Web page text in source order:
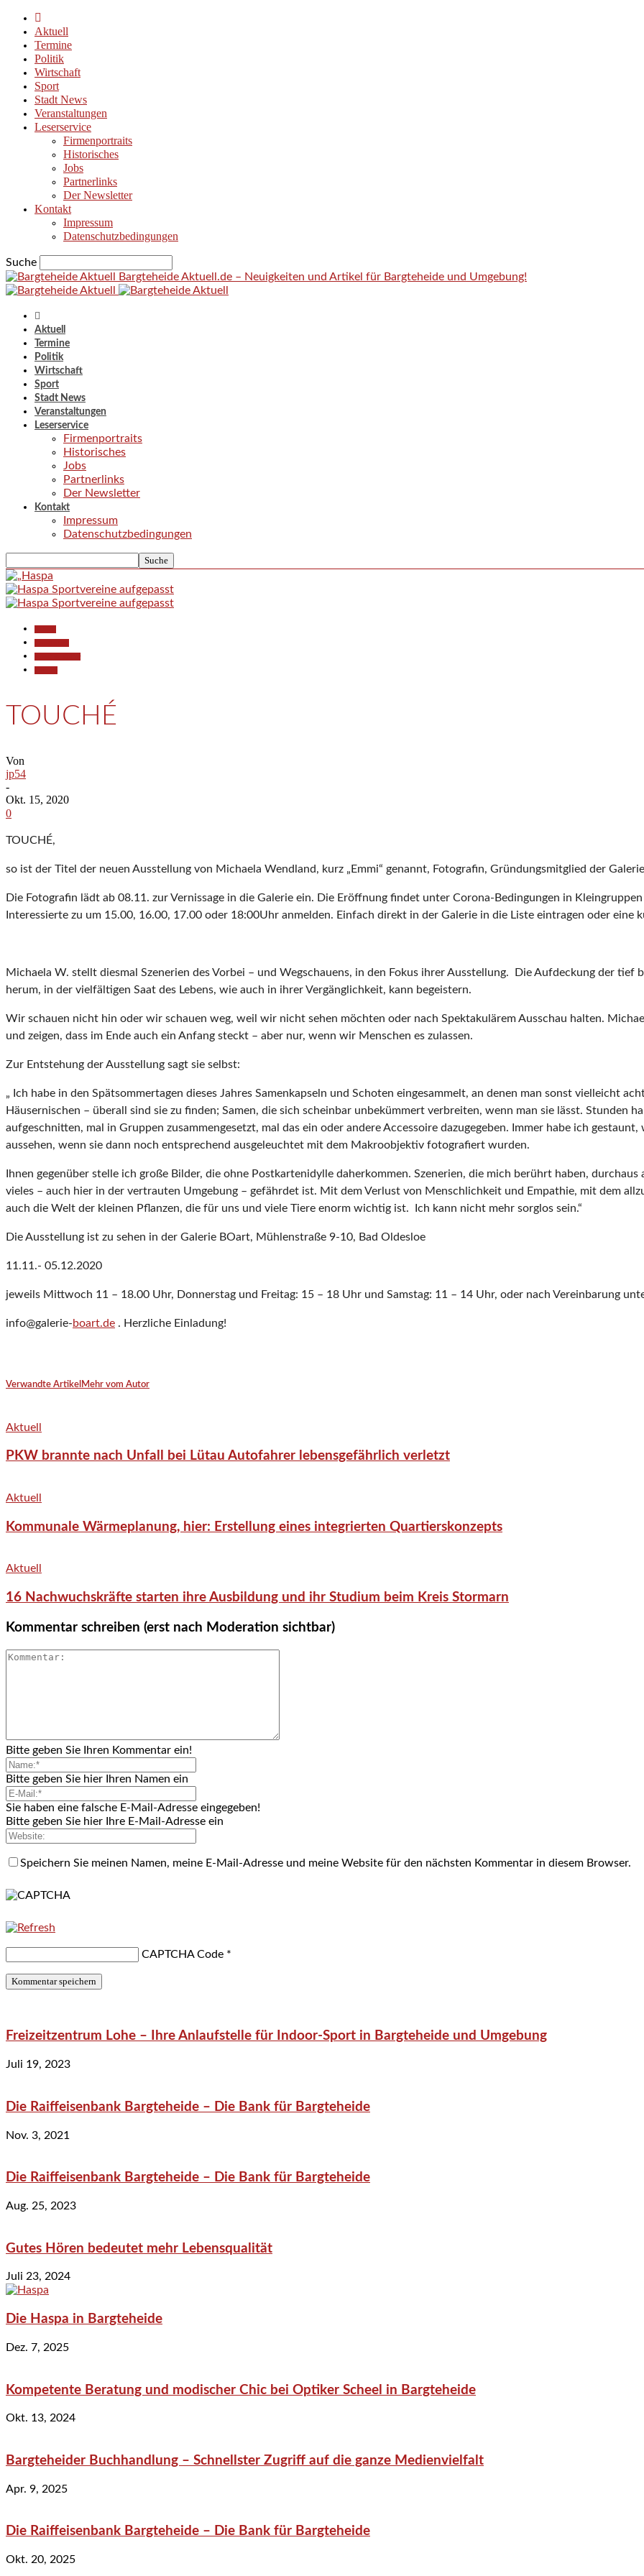
Aktuell
Termine
Politik
Wirtschaft
Sport
Stadt News
Veranstaltungen
Leserservice
Firmenportraits
Historisches
Jobs
Partnerlinks
Der Newsletter
Kontakt
Impressum
Datenschutzbedingungen
Suche
Bargteheide Aktuell.de – Neuigkeiten und Artikel für Bargteheide und Umgebung!
Aktuell
Termine
Politik
Wirtschaft
Sport
Stadt News
Veranstaltungen
Leserservice
Firmenportraits
Historisches
Jobs
Partnerlinks
Der Newsletter
Kontakt
Impressum
Datenschutzbedingungen
TOUCHÉ
Von
jp54
-
Okt. 15, 2020
0
TOUCHÉ,
so ist der Titel der neuen Ausstellung von Michaela Wendland, kurz „Emmi“ genannt, Fotografin, Gründungsmitglied der
Die Fotografin lädt ab 08.11. zur Vernissage in die Galerie ein. Die Eröffnung findet unter Corona-Bedingungen in
Interessierte zu um 15.00, 16.00, 17.00 oder 18:00Uhr anmelden. Einfach direkt in der Galerie in die Liste eintragen oder eine
Michaela W. stellt diesmal Szenerien des Vorbei – und Wegschauens, in den Fokus ihrer Ausstellung. Die Aufdeckung der
herum, in der vielfältigen Saat des Lebens, wie auch in ihrer Vergänglichkeit, kann begeistern.
Wir schauen nicht hin oder wir schauen weg, weil wir nicht sehen möchten oder nach Spektakulärem Ausschau halten.
und zeigen, dass im Ende auch ein Anfang steckt – aber nur, wenn wir Menschen es zulassen.
Zur Entstehung der Ausstellung sagt sie selbst:
„ Ich habe in den Spätsommertagen dieses Jahres Samenkapseln und Schoten eingesammelt, an denen man sonst vielleicht
Häusernischen – überall sind sie zu finden; Samen, die sich scheinbar unbekümmert verbreiten, wenn man sie lässt. Stunden
aufgeschnitten, mal in Gruppen zusammengesetzt, mal das ein oder andere Accessoire dazugegeben. Immer habe ich
aussehen, wenn sie dann noch entsprechend ausgeleuchtet mit dem Makroobjektiv fotografiert wurden.
Ihnen gegenüber stelle ich große Bilder, die ohne Postkartenidylle daherkommen. Szenerien, die mich berührt haben, durchaus
vieles – auch hier in der vertrauten Umgebung – gefährdet ist. Mit dem Verlust von Menschlichkeit und Empathie, mit dem
auch die Welt der kleinen Pflanzen, die für uns und viele Tiere enorm wichtig ist. Ich kann nicht mehr sorglos sein.“
Die Ausstellung ist zu sehen in der Galerie BOart, Mühlenstraße 9-10, Bad Oldesloe
11.11.- 05.12.2020
jeweils Mittwoch 11 – 18.00 Uhr, Donnerstag und Freitag: 15 – 18 Uhr und Samstag: 11 – 14 Uhr, oder nach Vereinbarung
info@galerie-boart.de . Herzliche Einladung!
Verwandte Artikel Mehr vom Autor
Aktuell
PKW brannte nach Unfall bei Lütau Autofahrer lebensgefährlich verletzt
Aktuell
Kommunale Wärmeplanung, hier: Erstellung eines integrierten Quartierskonzepts
Aktuell
16 Nachwuchskräfte starten ihre Ausbildung und ihr Studium beim Kreis Stormarn
Kommentar schreiben (erst nach Moderation sichtbar)
Bitte geben Sie Ihren Kommentar ein!
Bitte geben Sie hier Ihren Namen ein
Sie haben eine falsche E-Mail-Adresse eingegeben!
Bitte geben Sie hier Ihre E-Mail-Adresse ein
Speichern Sie meinen Namen, meine E-Mail-Adresse und meine Website für den nächsten Kommentar in diesem Browser.
CAPTCHA Code *
Freizeitzentrum Lohe – Ihre Anlaufstelle für Indoor-Sport in Bargteheide und Umgebung
Juli 19, 2023
Die Raiffeisenbank Bargteheide – Die Bank für Bargteheide
Nov. 3, 2021
Die Raiffeisenbank Bargteheide – Die Bank für Bargteheide
Aug. 25, 2023
Gutes Hören bedeutet mehr Lebensqualität
Juli 23, 2024
Die Haspa in Bargteheide
Dez. 7, 2025
Kompetente Beratung und modischer Chic bei Optiker Scheel in Bargteheide
Okt. 13, 2024
Bargteheider Buchhandlung – Schnellster Zugriff auf die ganze Medienvielfalt
Apr. 9, 2025
Die Raiffeisenbank Bargteheide – Die Bank für Bargteheide
Okt. 20, 2025